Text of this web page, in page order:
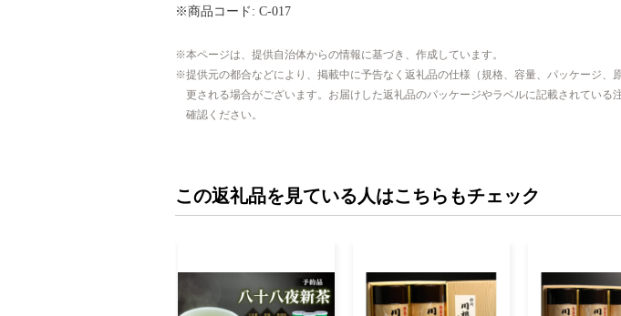
※商品コード: C-017
本ページは、提供自治体からの情報に基づき、作成しています。
提供元の都合などにより、掲載中に予告なく返礼品の仕様（規格、容量、パッケージ、
更される場合がございます。お届けした返礼品のパッケージやラベルに記載されている
確認ください。
この返礼品を見ている人はこちらもチェック